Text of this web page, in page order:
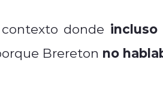
donde incluso
Brereton no